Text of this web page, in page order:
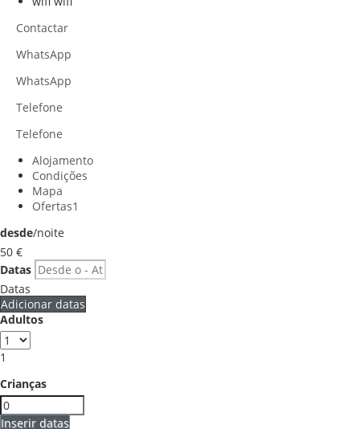
Contactar
WhatsApp
WhatsApp
Telefone
Telefone
Alojamento
Condições
Mapa
Ofertas1
desde/noite
50 €
Datas
Datas
Adicionar datas
Adultos
1
Crianças
Inserir datas